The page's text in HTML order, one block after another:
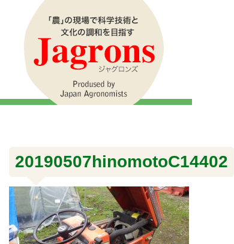
20190507hinomotoC14402